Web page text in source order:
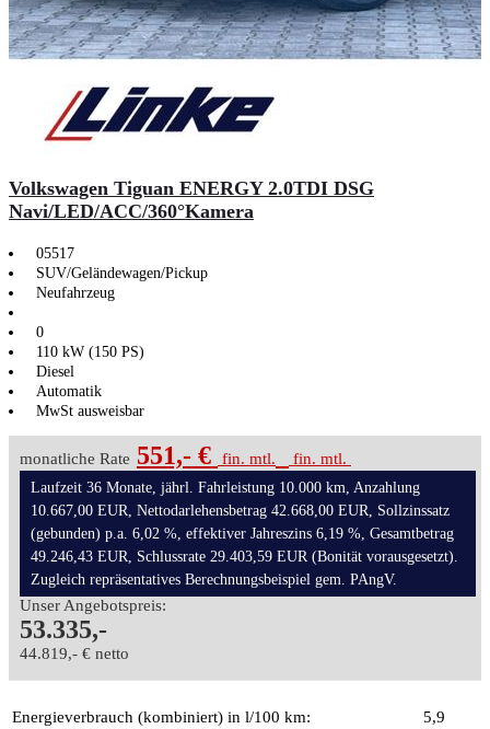
Volkswagen Tiguan ENERGY 2.0TDI DSG
Navi/LED/ACC/360°Kamera
05517
SUV/Geländewagen/Pickup
Neufahrzeug
0
110 kW (150 PS)
Diesel
Automatik
MwSt ausweisbar
monatliche Rate 551,- € fin. mtl. fin. mtl.
Laufzeit 36 Monate, jährl. Fahrleistung 10.000 km, Anzahlung
10.667,00 EUR, Nettodarlehensbetrag 42.668,00 EUR, Sollzinssatz
(gebunden) p.a. 6,02 %, effektiver Jahreszins 6,19 %, Gesamtbetrag
49.246,43 EUR, Schlussrate 29.403,59 EUR (Bonität vorausgesetzt).
Zugleich repräsentatives Berechnungsbeispiel gem. PAngV.
Unser Angebotspreis:
53.335,-
44.819,- € netto
Energieverbrauch (kombiniert) in l/100 km:
5,9